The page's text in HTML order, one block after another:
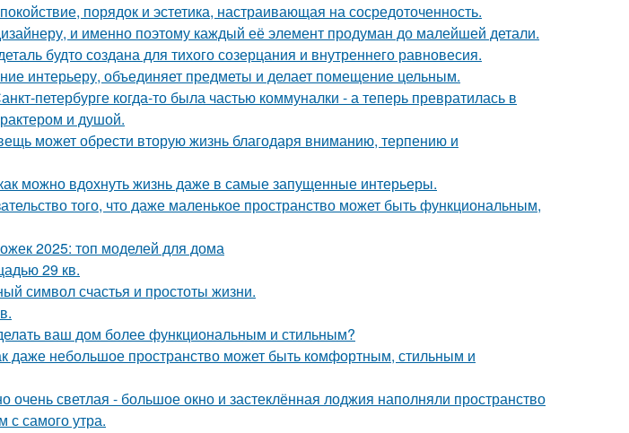
порядок и эстетика, настраивающая на сосредоточенность.
и именно поэтому каждый её элемент продуман до малейшей детали.
будто создана для тихого созерцания и внутреннего равновесия.
интерьеру, объединяет предметы и делает помещение цельным.
петербурге когда-то была частью коммуналки - а теперь превратилась в
и душой.
может обрести вторую жизнь благодаря вниманию, терпению и
можно вдохнуть жизнь даже в самые запущенные интерьеры.
того, что даже маленькое пространство может быть функциональным,
2025: топ моделей для дома
29 кв.
символ счастья и простоты жизни.
ваш дом более функциональным и стильным?
даже небольшое пространство может быть комфортным, стильным и
очень светлая - большое окно и застеклённая лоджия наполняли пространство
с самого утра.